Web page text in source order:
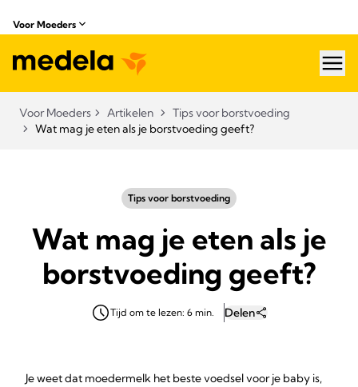
Voor Moeders
Voor Moeders Artikelen
Tips voor borstvoeding
Wat mag je eten als je borstvoeding geeft?
Tips voor borstvoeding
Wat mag je eten als je
borstvoeding geeft?
Tijd om te lezen: 6 min. Delen
Je weet dat moedermelk het beste voedsel voor je baby is,